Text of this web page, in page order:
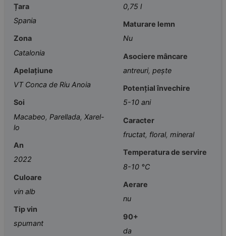
Țara
Spania
Zona
Catalonia
Apelațiune
VT Conca de Riu Anoia
Soi
Macabeo, Parellada, Xarel-
lo
An
2022
Culoare
vin alb
Tip vin
spumant
0,75 l
Maturare lemn
Nu
Asociere mâncare
antreuri,pește
Potențial învechire
5-10 ani
Caracter
fructat, floral,mineral
Temperatura de servire
8-10 °C
Aerare
nu
90+
da